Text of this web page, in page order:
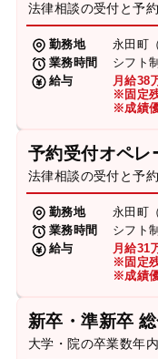
法律相談の受付と予
勤務地
永田町
業務時間
シフト
給与
月給38
※固定
※成績
予約受付オペレ
法律相談の受付と予
勤務地
永田町
業務時間
シフト
給与
月給31
※固定
※成績
新卒・準新卒
大学・院の卒業数年